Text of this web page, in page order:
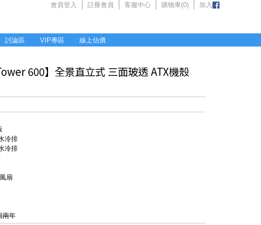
會員登入 註冊會員 客服中心 購物車(0) 加入
討論區 VIP專區 線上估價
600】全景直立式 三面玻透 ATX機殼
冷排
冷排
扇
兩年